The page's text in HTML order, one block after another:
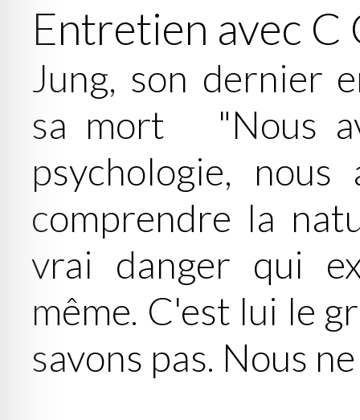
Entretien avec C
Jung, son dernier
sa mort "Nous
psychologie,
comprendre la
vrai danger qui
même. C'est lui le
savons pas. Nous